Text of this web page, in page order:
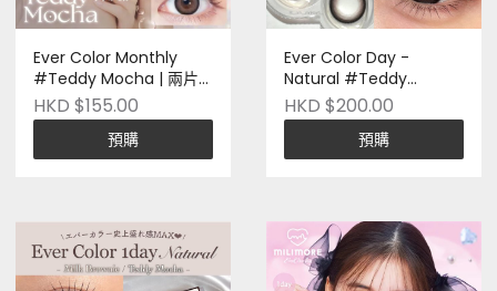
Ever Color Monthly
#Teddy Mocha | 兩片
裝 | 日本品牌 | 矽水凝膠 |
Pre-order
HKD $155.00
預購
Ever Color Day -
Natural #Teddy
Mocha | 二十片裝 | 日本
品牌 | Pre-order
HKD $200.00
預購